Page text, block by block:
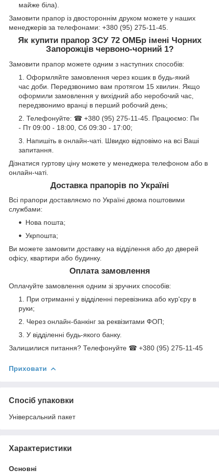
майже біла).
Замовити прапор із двостороннім друком можете у наших
менеджерів за телефонами: +380 (95) 275-11-45.
Як купити прапор ЗСУ 72 ОМБр імені Чорних
Запорожців червоно-чорний 1?
Замовити прапор можете одним з наступних способів:
Оформляйте замовлення через кошик в будь-який
час доби. Передзвонимо вам протягом 15 хвилин. Якщо
оформили замовлення у вихідний або неробочий час,
передзвонимо вранці в перший робочий день;
Телефонуйте: ☎ +380 (95) 275-11-45. Працюємо: Пн
- Пт 09:00 - 18:00, Сб 09:30 - 17:00;
Напишіть в онлайн-чаті. Швидко відповімо на всі Ваші
запитання.
Дізнатися гуртову ціну можете у менеджера телефоном або в
онлайн-чаті.
Доставка прапорів по Україні
Всі прапори доставляємо по Україні двома поштовими
службами:
Нова пошта;
Укрпошта;
Ви можете замовити доставку на відділення або до дверей
офісу, квартири або будинку.
Оплата замовлення
Оплачуйте замовлення одним зі зручних способів:
При отриманні у відділенні перевізника або кур'єру в
руки;
Через онлайн-банкінг за реквізитами ФОП;
У відділенні будь-якого банку.
Залишилися питання? Телефонуйте ☎ +380 (95) 275-11-45
Приховати
Спосіб упаковки
Універсальний пакет
Характеристики
Основні